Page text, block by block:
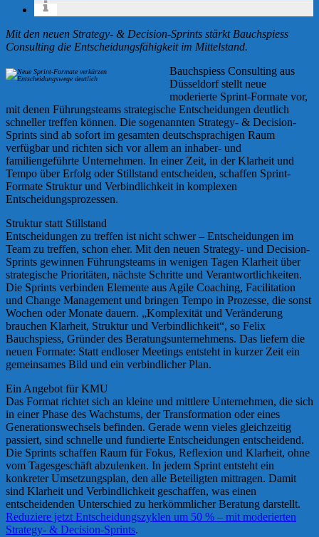
Mit den neuen Strategy- & Decision-Sprints stärkt Bauchspiess
Consulting die Entscheidungsfähigkeit im Mittelstand.
Bauchspiess Consulting aus
Düsseldorf stellt neue
moderierte Sprint-Formate vor,
mit denen Führungsteams strategische Entscheidungen deutlich
schneller treffen können. Die sogenannten Strategy- & Decision-
Sprints sind ab sofort im gesamten deutschsprachigen Raum
verfügbar und richten sich vor allem an inhaber- und
familiengeführte Unternehmen. In einer Zeit, in der Klarheit und
Tempo über Erfolg oder Stillstand entscheiden, schaffen Sprint-
Formate Struktur und Verbindlichkeit in komplexen
Entscheidungsprozessen.
Struktur statt Stillstand
Entscheidungen zu treffen ist nicht schwer – Entscheidungen im
Team zu treffen, schon eher. Mit den neuen Strategy- und Decision-
Sprints gewinnen Führungsteams in wenigen Tagen Klarheit über
strategische Prioritäten, nächste Schritte und Verantwortlichkeiten.
Die Sprints verbinden Elemente aus Agile Coaching, Facilitation
und Change Management und bringen Tempo in Prozesse, die sonst
Wochen oder Monate dauern. „Komplexität und Veränderung
brauchen Klarheit, Struktur und Verbindlichkeit“, so Felix
Bauchspiess, Gründer des Beratungsunternehmens. Das liefern die
neuen Formate: Statt endloser Meetings entsteht in kurzer Zeit ein
gemeinsames Bild und ein verbindlicher Plan.
Ein Angebot für KMU
Das Format richtet sich an kleine und mittlere Unternehmen, die sich
in einer Phase des Wachstums, der Transformation oder eines
Generationswechsels befinden. Gerade wenn vieles gleichzeitig
passiert, sind schnelle und fundierte Entscheidungen entscheidend.
Die Sprints schaffen Raum für Fokus, Reflexion und Klarheit, ohne
vom Tagesgeschäft abzulenken. In jedem Sprint entsteht ein
konkreter Umsetzungsplan, den alle Beteiligten mittragen. Damit
sind Klarheit und Verbindlichkeit geschaffen, was einen
entscheidenden Unterschied zu herkömmlicher Beratung darstellt.
Reduziere jetzt Entscheidungszyklen um 50 % – mit moderierten
Strategy- & Decision-Sprints.